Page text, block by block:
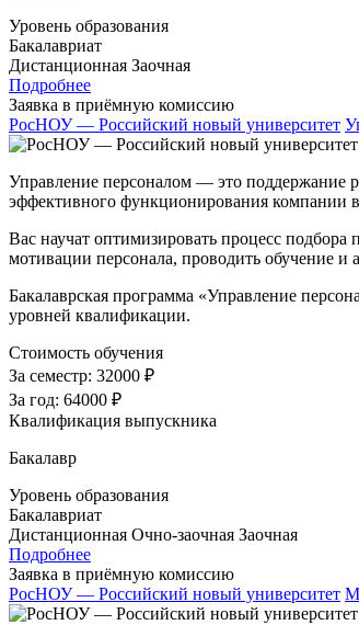
Уровень образования
Бакалавриат
Дистанционная Заочная
Подробнее
Заявка в приёмную комиссию
РосНОУ — Российский новый университет
Управление персоналом — это поддержание
эффективного функционирования компании
Вас научат оптимизировать процесс
мотивации персонала, проводить обучение и
Бакалаврская программа «Управление
уровней квалификации.
Стоимость обучения
За семестр: 32000 ₽
За год: 64000 ₽
Квалификация выпускника
Бакалавр
Уровень образования
Бакалавриат
Дистанционная Очно-заочная Заочная
Подробнее
Заявка в приёмную комиссию
РосНОУ — Российский новый университет